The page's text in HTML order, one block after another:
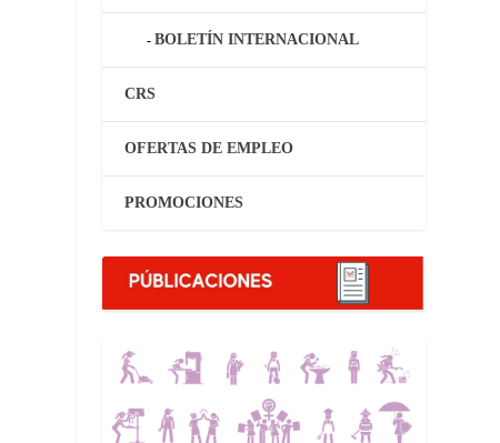
BOLETÍN INTERNACIONAL
CRS
OFERTAS DE EMPLEO
PROMOCIONES